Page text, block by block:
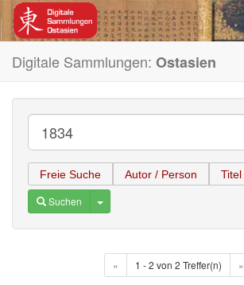
Digitale Sammlungen: Ostasien
Freie Suche Autor / Person Titel
Suchen Toggle Dropdown
« 1 - 2 von 2 Treffer(n) »